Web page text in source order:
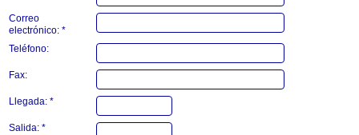
Correo
electrónico: *
Teléfono:
Fax:
Llegada: *
Salida: *